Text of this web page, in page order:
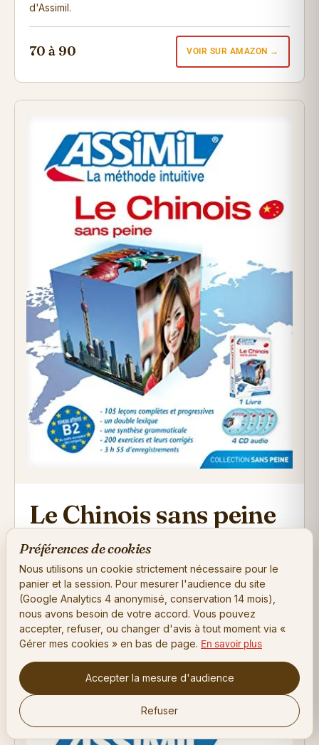
d'Assimil.
70 à 90 VOIR SUR AMAZON →
Le Chinois sans peine
(livre + CD audio)
Philippe Kantor (Assimil)
Le chinois standard pour les familles franco-asiatiques.
70 à 90 VOIR SUR AMAZON →
Préférences de cookies
Nous utilisons un cookie strictement nécessaire pour le
panier et la session. Pour mesurer l'audience du site
(Google Analytics 4 anonymisé, conservation 14 mois),
nous avons besoin de votre accord. Vous pouvez
accepter, refuser, ou changer d'avis à tout moment via «
Gérer mes cookies » en bas de page. En savoir plus
Accepter la mesure d'audience
Refuser
Gérer mes cookies